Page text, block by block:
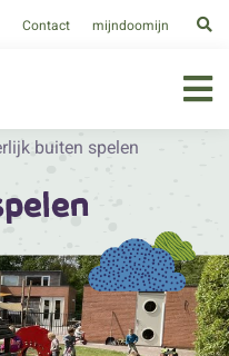
Contact mijndoomijn
buiten spelen